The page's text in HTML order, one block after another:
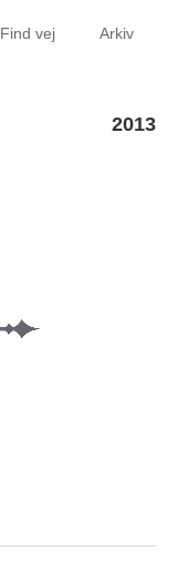
Find vej Arkiv
2013